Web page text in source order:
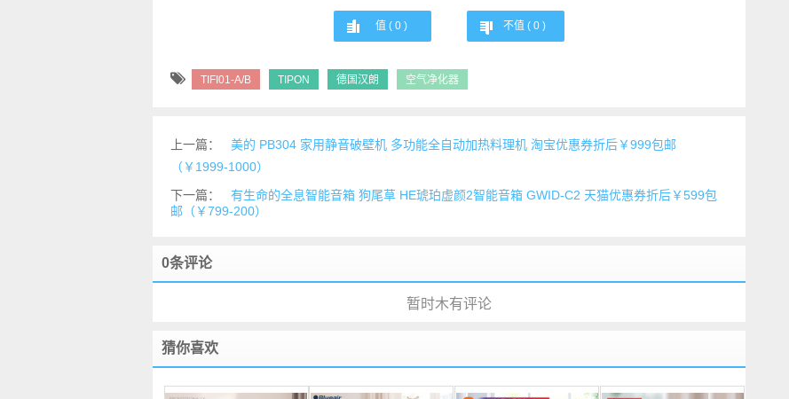
值 ( 0 ) 不值 ( 0 )
TIFI01-A/B TIPON 德国汉朗 空气净化器
上一篇：
美的 PB304 家用静音破壁机 多功能全自动加热料理机 淘宝优惠券折后￥999包邮
（￥1999-1000）
下一篇：
有生命的全息智能音箱 狗尾草 HE琥珀虚颜2智能音箱 GWID-C2 天猫优惠券折后￥599包
邮（￥799-200）
0条评论
暂时木有评论
猜你喜欢